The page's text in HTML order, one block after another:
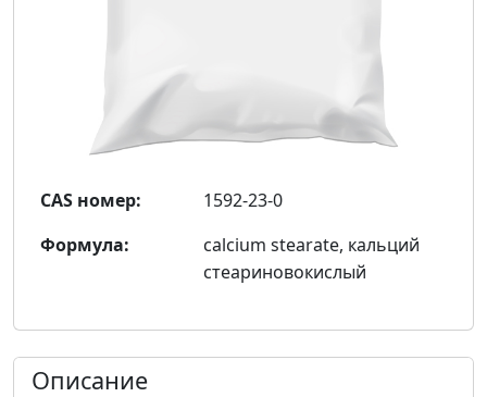
CAS номер:
1592-23-0
Формула:
calcium stearate, кальций
стеариновокислый
Описание